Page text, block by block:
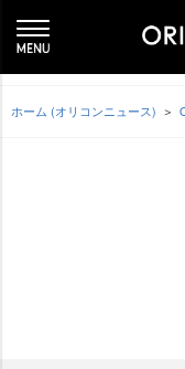
ホーム (オリコンニュース)